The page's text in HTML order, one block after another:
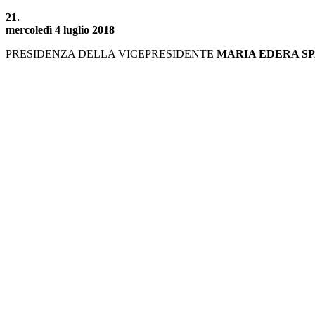
21.
mercoledì 4 luglio 2018
PRESIDENZA DELLA VICEPRESIDENTE MARIA EDERA